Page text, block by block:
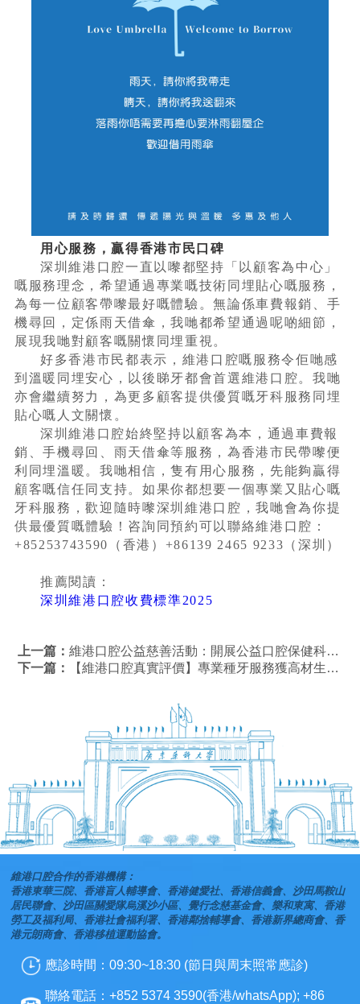
用心服務，贏得香港市民口碑
深圳維港口腔一直以嚟都堅持「以顧客為中心」
嘅服務理念，希望通過專業嘅技術同埋貼心嘅服務，
為每一位顧客帶嚟最好嘅體驗。無論係車費報銷、手
機尋回，定係雨天借傘，我哋都希望通過呢啲細節，
展現我哋對顧客嘅關懷同埋重視。
好多香港市民都表示，維港口腔嘅服務令佢哋感
到溫暖同埋安心，以後睇牙都會首選維港口腔。我哋
亦會繼續努力，為更多顧客提供優質嘅牙科服務同埋
貼心嘅人文關懷。
深圳維港口腔始終堅持以顧客為本，通過車費報
銷、手機尋回、雨天借傘等服務，為香港市民帶嚟便
利同埋溫暖。我哋相信，隻有用心服務，先能夠贏得
顧客嘅信任同支持。如果你都想要一個專業又貼心嘅
牙科服務，歡迎隨時嚟深圳維港口腔，我哋會為你提
供最優質嘅體驗！咨詢同預約可以聯絡維港口腔：
+85253743590（香港）+86139 2465 9233（深圳）
推薦閱讀：
深圳維港口腔收費標準2025
上一篇：維港口腔公益慈善活動：開展公益口腔保健科普講座
下一篇：
【維港口腔真實評價】專業種牙服務獲高材生家庭信賴，堅持醫療本質贏口碑
維港口腔合作的香港機構：
香港東華三院、香港盲人輔導會、香港健愛社、香港信義會、沙田馬鞍山
居民聯會、沙田區關愛隊烏溪沙小區、覺行念慈基金會、樂和東寓、香港
勞工及福利局、香港社會福利署、香港鄰捨輔導會、香港新界總商會、香
港元朗商會、香港移植運動協會。
應診時間：09:30~18:30 (節日與周末照常應診)
聯絡電話：+852 5374 3590(香港/whatsApp); +86